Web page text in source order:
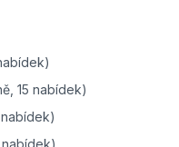
15 nabídek)